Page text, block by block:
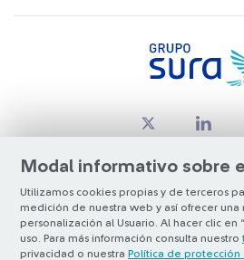
Modal informativo sobre
Utilizamos cookies propias y de terceros
medición de nuestra web y así ofrecer
personalización al Usuario. Al hacer clic en “
uso. Para más información consulta nuestro
privacidad o nuestra Política de protección
© Copyright Grupo